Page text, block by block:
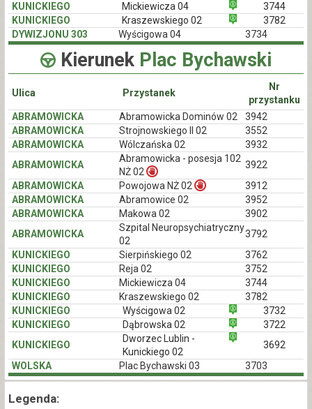
KUNICKIEGO
Mickiewicza 04
3744
KUNICKIEGO
Kraszewskiego 02
3782
DYWIZJONU 303
Wyścigowa 04 3734
Kierunek Plac Bychawski
Ulica Przystanek
Nr
przystanku
ABRAMOWICKA
Abramowicka Dominów 02
3942
ABRAMOWICKA
Strojnowskiego II 02
3552
ABRAMOWICKA
Wólczańska 02
3932
ABRAMOWICKA
Abramowicka - posesja 102
NŻ 02
3922
ABRAMOWICKA
Powojowa NŻ 02
3912
ABRAMOWICKA
Abramowice 02
3952
ABRAMOWICKA
Makowa 02
3902
ABRAMOWICKA
Szpital Neuropsychiatryczny
02
3792
KUNICKIEGO
Sierpińskiego 02
3762
KUNICKIEGO
Reja 02
3752
KUNICKIEGO
Mickiewicza 04
3744
KUNICKIEGO
Kraszewskiego 02
3782
KUNICKIEGO
Wyścigowa 02
3732
KUNICKIEGO
Dąbrowska 02
3722
KUNICKIEGO
Dworzec Lublin -
Kunickiego 02
3692
WOLSKA
Plac Bychawski 03 3703
Legenda: